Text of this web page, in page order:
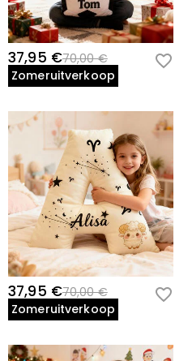
37,95 €70,00 €
Zomeruitverkoop
37,95 €70,00 €
Zomeruitverkoop